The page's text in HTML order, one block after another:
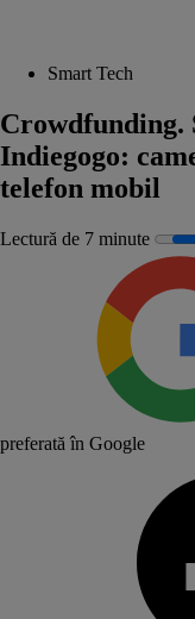
Smart Tech
Crowdfunding.
Indiegogo:
telefon mobil
Lectură de 7 minute
preferată în Google